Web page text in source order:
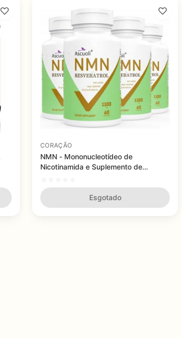
CORAÇÃO
NMN - Mononucleotídeo de
Nicotinamida e Suplemento de
cápsulas - 4 FRASCOS
Esgotado